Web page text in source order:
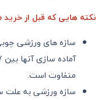
نکته هایی که قبل از
سازه های ورزشی
متفاوت است.
سازه ورزشی به علت